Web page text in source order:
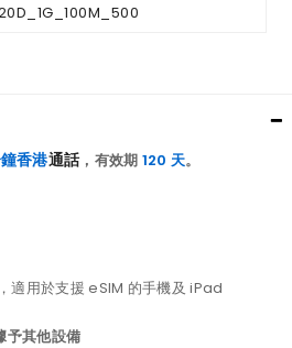
香港通話，有效期 120 天。
適用於支援 eSIM 的手機及 iPad
予其他設備